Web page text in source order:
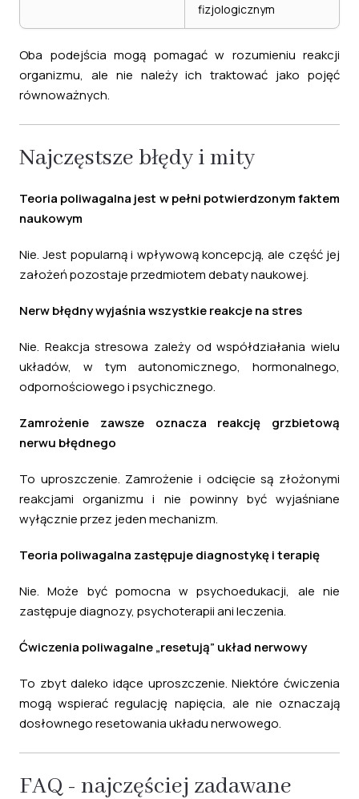
fizjologicznym
Oba podejścia mogą pomagać w rozumieniu reakcji
organizmu, ale nie należy ich traktować jako pojęć
równoważnych.
Najczęstsze błędy i mity
Teoria poliwagalna jest w pełni potwierdzonym faktem
naukowym
Nie. Jest popularną i wpływową koncepcją, ale część jej
założeń pozostaje przedmiotem debaty naukowej.
Nerw błędny wyjaśnia wszystkie reakcje na stres
Nie. Reakcja stresowa zależy od współdziałania wielu
układów, w tym autonomicznego, hormonalnego,
odpornościowego i psychicznego.
Zamrożenie zawsze oznacza reakcję grzbietową
nerwu błędnego
To uproszczenie. Zamrożenie i odcięcie są złożonymi
reakcjami organizmu i nie powinny być wyjaśniane
wyłącznie przez jeden mechanizm.
Teoria poliwagalna zastępuje diagnostykę i terapię
Nie. Może być pomocna w psychoedukacji, ale nie
zastępuje diagnozy, psychoterapii ani leczenia.
Ćwiczenia poliwagalne „resetują” układ nerwowy
To zbyt daleko idące uproszczenie. Niektóre ćwiczenia
mogą wspierać regulację napięcia, ale nie oznaczają
dosłownego resetowania układu nerwowego.
FAQ - najczęściej zadawane